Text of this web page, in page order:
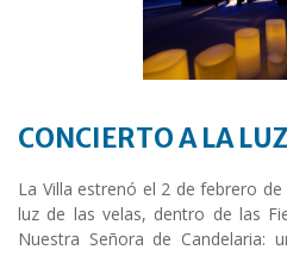
CONCIERTO A LA
La Villa estrenó el 2 de febrero
luz de las velas, dentro de las
Nuestra Señora de Candelaria: